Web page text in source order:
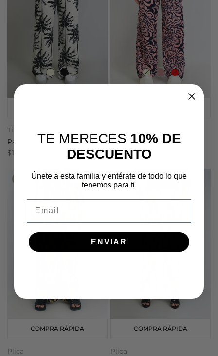
Tinta
Pantalón pretina resortada
$119.900
Pantalón con pinzas
$109.900
COMPRA RÁPIDA
Plica
COMPRA RÁPIDA
Plica
TE MERECES 10% DE
DESCUENTO
Únete a esta familia y entérate de todo lo que
tenemos para ti.
ENVIAR